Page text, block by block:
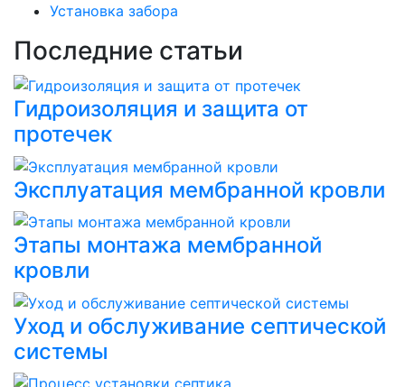
Установка забора
Последние статьи
Гидроизоляция и защита от
протечек
Эксплуатация мембранной кровли
Этапы монтажа мембранной
кровли
Уход и обслуживание септической
системы